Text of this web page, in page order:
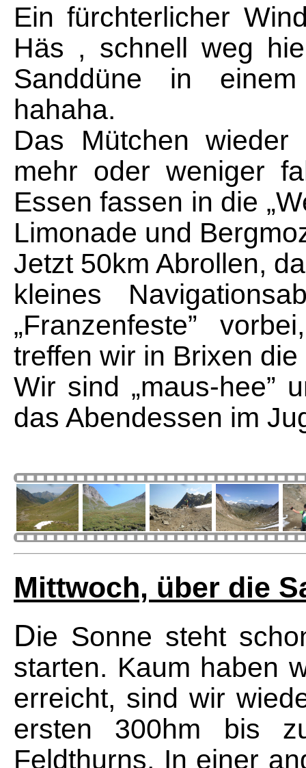
Ein fürchterlicher
Häs , schnell weg
Sanddüne in
hahaha.
Das Mütchen wieder
mehr oder weniger
Essen fassen in die
Limonade und
Jetzt 50km Abrollen,
kleines
„Franzenfeste”
treffen wir in Brixen
Wir sind „maus-hee”
das Abendessen im
Mittwoch, über die
Die Sonne steht
starten. Kaum haben
erreicht, sind wir
ersten 300hm bis
Feldthurns. In einer